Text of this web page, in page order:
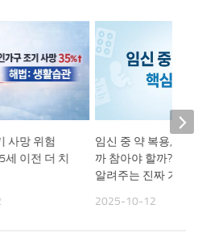
사망 위험
세 이전 더 치
임신 중 약 복용, 먹
까 참아야 할까? 의
알려주는 진짜 기준
2025-10-12